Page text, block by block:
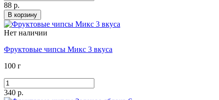
88 р.
В корзину
Нет наличии
Фруктовые чипсы Микс 3 вкуса
100 г
340 р.